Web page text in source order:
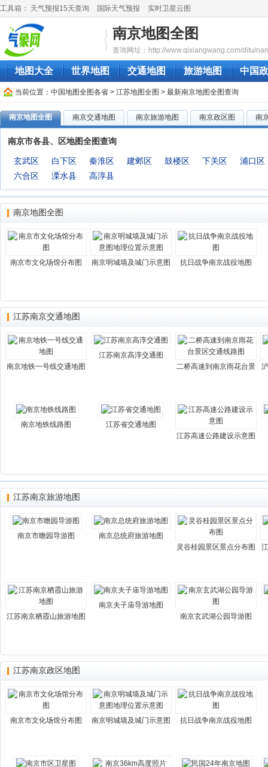
工具箱： 天气预报15天查询 国际天气预报 实时卫星云图
南京地图全图
查询网址：http://www.qixiangwang.com/ditu/
地图大全 世界地图 交通地图 旅游地图 中国
当前位置： 中国地图全图各省 > 江苏地图全图 > 最新南京地图全图查询
南京地图全图 南京交通地图 南京旅游地图 南京政区图 南
南京市各县、区地图全图查询
玄武区 白下区 秦淮区 建邺区 鼓楼区 下关区
浦口区
六合区
溧水县 高淳县
南京地图全图
南京市文化场馆分布图 南京明城墙及城门示意图 抗日战争南京战役地图
江苏南京交通地图
南京地铁一号线交通地图
江苏南京高淳交通图
二桥高速到南京雨花台景
南京地铁线路图
江苏省交通地图
江苏高速公路建设示意图
江苏南京旅游地图
南京市瞻园导游图
南京总统府旅游地图
灵谷桂园景区景点分布图
江苏南京栖霞山旅游地图
南京夫子庙导游地图
南京玄武湖公园导游图
江苏南京政区地图
南京市文化场馆分布图 南京明城墙及城门示意图 抗日战争南京战役地图